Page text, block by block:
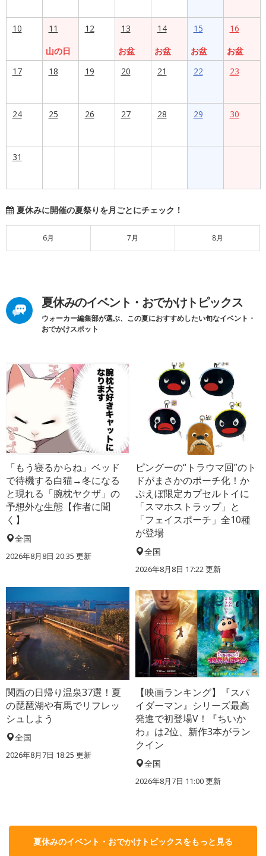
10
11
山の日
12
13
お盆
14
お盆
15
お盆
16
お盆
17
18 19 20 21 22 23
24 25 26 27 28 29 30
31
夏休みに開催の夏祭りを月ごとにチェック！
6月 7月 8月
夏休みのイベント・おでかけトピックス
ウォーカー編集部が選ぶ、この夏におすすめしたい旬なイベント・
おでかけスポット
「もう寝るからね」ベッド
で待機する白猫→冬になる
と現れる「腕枕ヤクザ」の
予想外な生態【作者に聞
く】
全国
2026年8月8日 20:35 更新
ピングーの“トラウマ回”のト
ドがまさかのポーチ化！か
ぷえぼ限定カプセルトイに
「スマホストラップ」と
「フェイスポーチ」全10種
が登場
全国
2026年8月8日 17:22更新
関西の日帰り温泉37選！夏
の琵琶湖や有馬でリフレッ
シュしよう
全国
2026年8月7日 18:25 更新
【映画ランキング】『スパ
イダーマン』シリーズ最高
発進で初登場V！『ちいか
わ』は2位、新作3本がラン
クイン
全国
2026年8月7日 11:00更新
夏休みのイベント・おでかけトピックスをもっと見る